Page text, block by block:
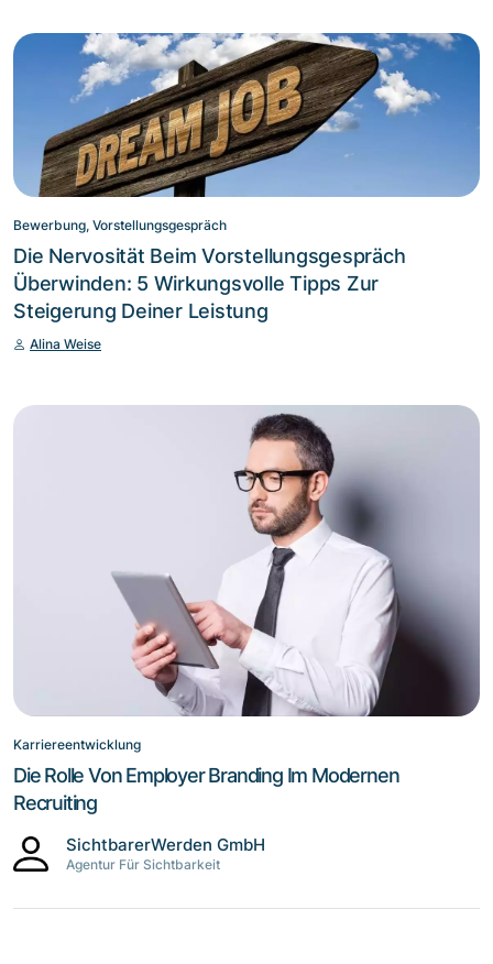
Bewerbung, Vorstellungsgespräch
Die Nervosität Beim Vorstellungsgespräch
Überwinden: 5 Wirkungsvolle Tipps Zur
Steigerung Deiner Leistung
Alina Weise
Karriereentwicklung
Die Rolle Von Employer Branding Im Modernen
Recruiting
SichtbarerWerden GmbH
Agentur Für Sichtbarkeit